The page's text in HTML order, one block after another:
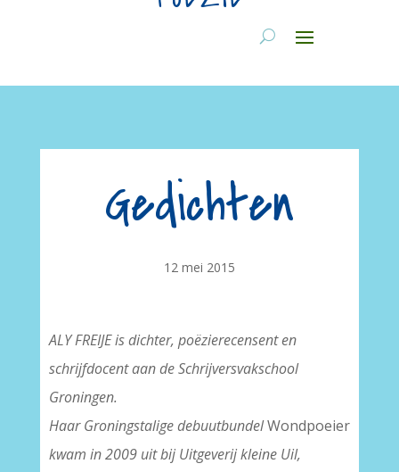
Gedichten
12 mei 2015
ALY FREIJE is dichter, poëzierecensent en
schrijfdocent aan de Schrijversvakschool
Groningen.
Haar Groningstalige debuutbundelWondpoeier
kwam in 2009 uit bij Uitgeverij kleine Uil,